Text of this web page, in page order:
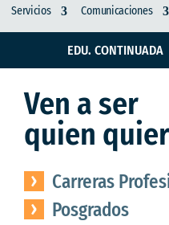
Servicios Comunicaciones
EDU. CONTINUADA
Ven a ser
quien
Carreras
Posgrados